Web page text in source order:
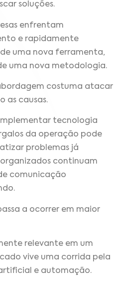
soluções.
enfrentam
e rapidamente
uma nova ferramenta,
uma nova metodologia.
costuma atacar
as causas.
tecnologia
da operação pode
problemas já
continuam
comunicação
a ocorrer em maior
relevante em um
vive uma corrida pela
e automação.